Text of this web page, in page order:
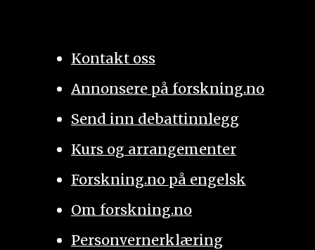
Kontakt oss
Annonsere på forskning.no
Send inn debattinnlegg
Kurs og arrangementer
Forskning.no på engelsk
Om forskning.no
Personvernerklæring